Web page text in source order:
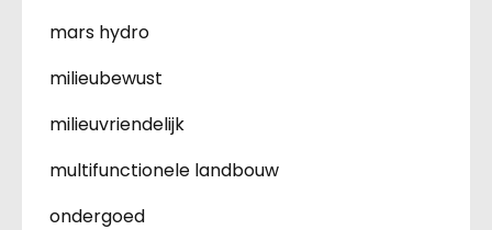
mars hydro
milieubewust
milieuvriendelijk
multifunctionele landbouw
ondergoed